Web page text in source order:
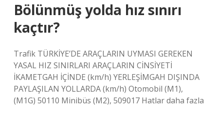
Bölünmüş yolda hız sınırı
kaçtır?
Trafik TÜRKİYE’DE ARAÇLARIN UYMASI GEREKEN
YASAL HIZ SINIRLARI ARAÇLARIN CİNSİYETİ
İKAMETGAH İÇİNDE (km/h) YERLEŞİMGAH DIŞINDA
PAYLAŞILAN YOLLARDA (km/h) Otomobil (M1),
(M1G) 50110 Minibüs (M2), 509017 Hatlar daha fazla